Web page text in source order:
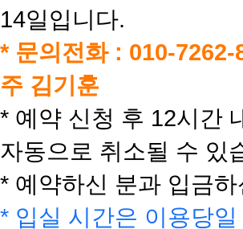
14일입니다.
* 문의전화 : 010-
주 김기훈
* 예약 신청 후 12시간
자동으로 취소될 수 있
* 예약하신 분과 입금
* 입실 시간은 이용당